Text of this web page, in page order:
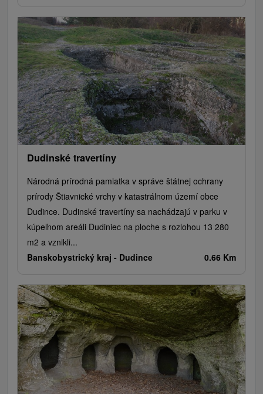
Dudinské travertíny
Národná prírodná pamiatka v správe štátnej ochrany
prírody Štiavnické vrchy v katastrálnom území obce
Dudince. Dudinské travertíny sa nachádzajú v parku v
kúpeľnom areáli Dudiniec na ploche s rozlohou 13 280
m2 a vznikli...
Banskobystrický kraj - Dudince 0.66 Km